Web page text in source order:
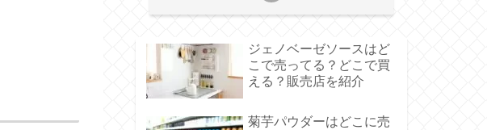
ジェノベーゼソースはど
こで売ってる？どこで買
える？販売店を紹介
菊芋パウダーはどこに売